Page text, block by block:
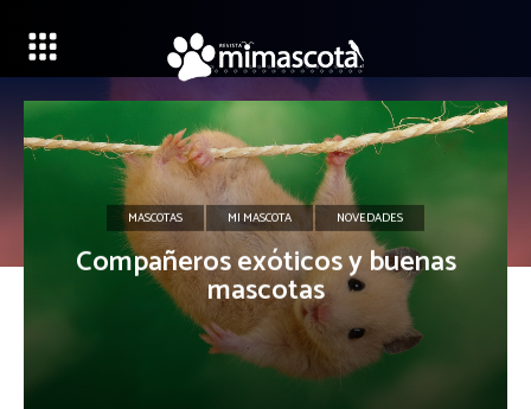
MASCOTAS MI MASCOTA NOVEDADES
Compañeros exóticos y buenas
mascotas